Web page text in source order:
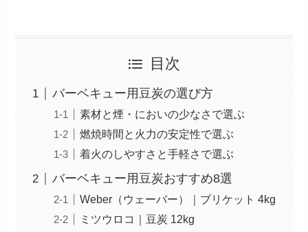
目次
バーベキュー用豆炭の選び方
素材と煙・においの少なさで選ぶ
燃焼時間と火力の安定性で選ぶ
着火のしやすさと手軽さで選ぶ
バーベキュー用豆炭おすすめ8選
Weber（ウェーバー）｜ブリケット 4kg
ミツウロコ｜豆炭 12kg